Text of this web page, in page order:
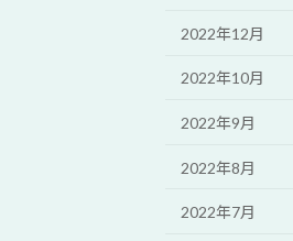
2022年12月
2022年10月
2022年9月
2022年8月
2022年7月